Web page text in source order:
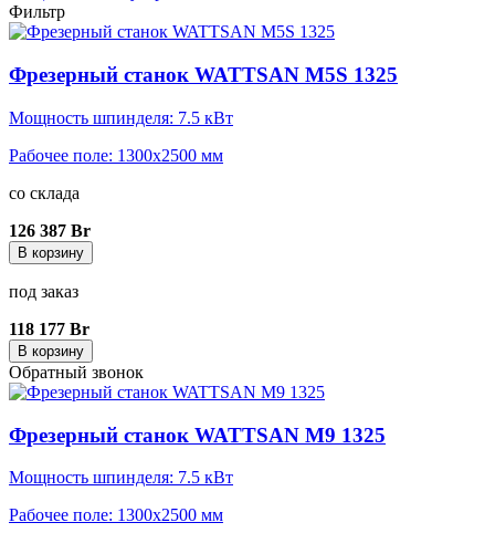
Фильтр
Фрезерный станок WATTSAN M5S 1325
Мощность шпинделя: 7.5 кВт
Рабочее поле: 1300x2500 мм
со склада
126 387 Br
В корзину
под заказ
118 177 Br
В корзину
Обратный звонок
Фрезерный станок WATTSAN M9 1325
Мощность шпинделя: 7.5 кВт
Рабочее поле: 1300x2500 мм